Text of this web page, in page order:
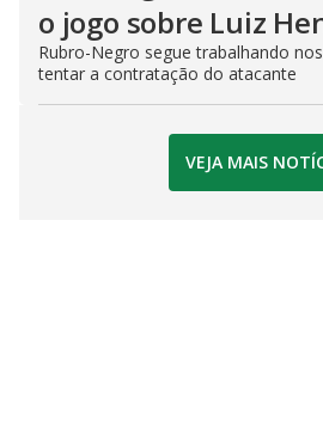
o jogo sobre Luiz
Rubro-Negro segue trabalhando
tentar a contratação do atacante
VEJA MAIS